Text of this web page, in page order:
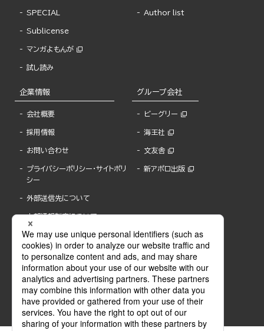
SPECIAL
Sublicense
マンガよもんが
試し読み
Author list
企業情報
会社概要
採用情報
お問い合わせ
プライバシーポリシー・サイトポリ
シー
外部送信先について
内部通報制度について
グループ会社
ビーグリー
海王社
文友舎
新アポロ出版